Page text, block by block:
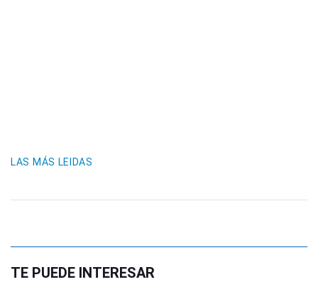
LAS MÁS LEIDAS
TE PUEDE INTERESAR